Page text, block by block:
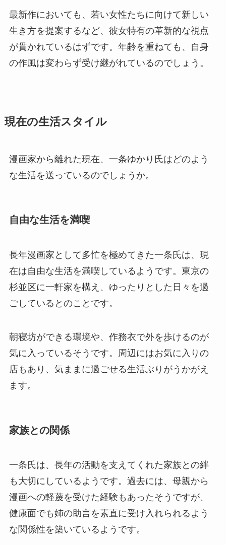
最新作においても、若い女性たちに向けて新しい
生き方を提案するなど、彼女特有の革新的な視点
が貫かれているはずです。年齢を重ねても、自身
の作風は変わらず受け継がれているのでしょう。
現在の生活スタイル
漫画家から離れた現在、一条ゆかり氏はどのよう
な生活を送っているのでしょうか。
自由な生活を満喫
長年漫画家として多忙を極めてきた一条氏は、現
在は自由な生活を満喫しているようです。東京の
杉並区に一軒家を構え、ゆったりとした日々を過
ごしているとのことです。
朝寝坊ができる環境や、作務衣で外を歩けるのが
気に入っているそうです。周辺にはお気に入りの
店もあり、気ままに過ごせる生活ぶりがうかがえ
ます。
家族との関係
一条氏は、長年の活動を支えてくれた家族との絆
も大切にしているようです。過去には、母親から
漫画への軽蔑を受けた経験もあったそうですが、
健康面でも姉の助言を素直に受け入れられるよう
な関係性を築いているようです。